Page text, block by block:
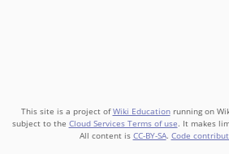
This site is a project ofWiki Educationrunning on
subject to the Cloud Services Terms of use. It makes
All content is CC-BY-SA. Code